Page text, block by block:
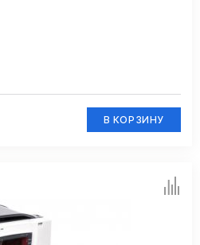
В КОРЗИНУ